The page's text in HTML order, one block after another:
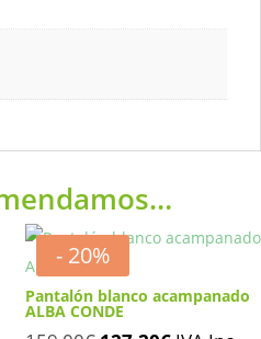
- 20%
Pantalón blanco acampanado
ALBA CONDE